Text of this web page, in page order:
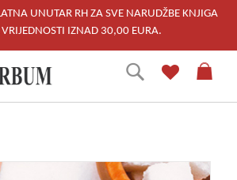
UNUTAR RH ZA SVE NARUDŽBE KNJIGA
IZNAD 30,00 EURA.
Traži